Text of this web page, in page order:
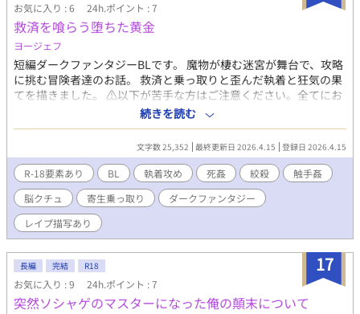
お気に入り : 6 24h.ポイント : 7
救済を喰らう堕ちた黄金
ヨージェフ
短編ダークファンタジーBLです。 魔物が棲む迷宮が舞台で、攻略
に挑む冒険者達のお話。 救済と乗っ取りと歪んだ執着と狂気の果
てを描きました。 ⚠以下が苦手な方はご注意ください。​全てにお
いて「なんでも許せる方」のみ、自己責任での閲覧をお願いいた
します。 同意の無い性行為、暴力行為、精神を脅かす行為、人体
の損壊、死亡、殺害(絞殺)、触手攻め、脳クチュ、首絞め、首絞
めックス、洗脳、寄生乗っ取り、死姦、救いようのないバッドエ
ンド 最後のページに友人が書いてくれたとある登場人物の誕生秘
話も入っています。一緒に楽しんでくださると幸いです。
続きを読む
文字数 25,352 最終更新日 2026.4.15 登録日 2026.4.15
R-18要素あり BL 執着攻め 死姦 絞殺
触手姦
脳クチュ
寄生乗っ取り
ダークファンタジー
レイプ描写あり
17
長編 完結 R18
お気に入り : 9 24h.ポイント : 7
突然ソシャゲのマスターになった俺の顛末について